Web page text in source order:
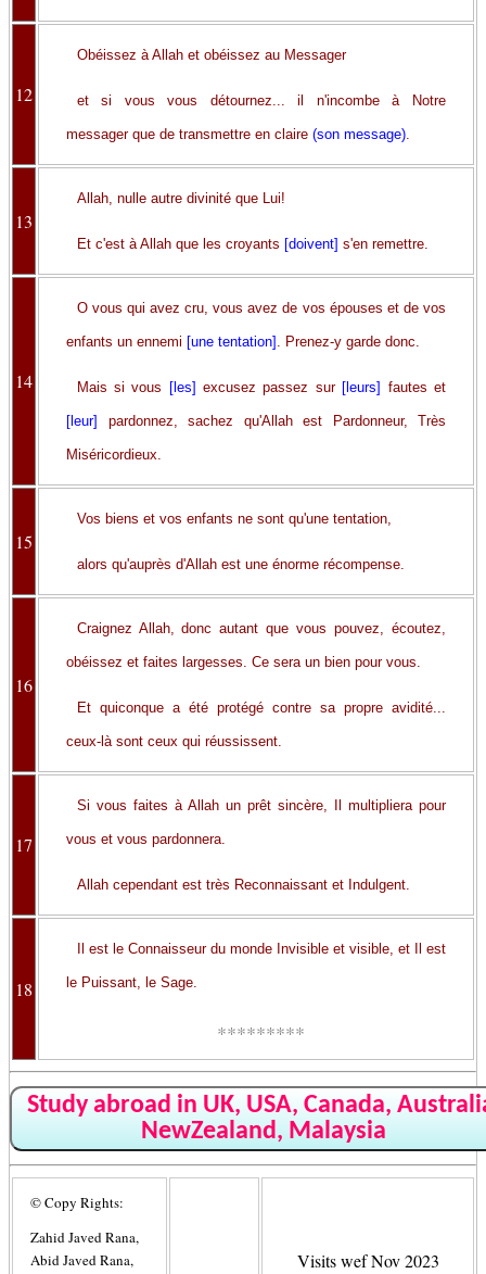
12
Obéissez à Allah et obéissez au Messager
et si vous vous détournez... il n'incombe à Notre
messager que de transmettre en claire (son message).
13
Allah, nulle autre divinité que Lui!
Et c'est à Allah que les croyants [doivent] s'en remettre.
14
O vous qui avez cru, vous avez de vos épouses et de vos
enfants un ennemi [une tentation] . Prenez-y garde donc.
Mais si vous [les] excusez passez sur [leurs] fautes et
[leur] pardonnez, sachez qu'Allah est Pardonneur, Très
Miséricordieux.
15
Vos biens et vos enfants ne sont qu'une tentation,
alors qu'auprès d'Allah est une énorme récompense.
16
Craignez Allah, donc autant que vous pouvez, écoutez,
obéissez et faites largesses. Ce sera un bien pour vous.
Et quiconque a été protégé contre sa propre avidité...
ceux-là sont ceux qui réussissent.
17
Si vous faites à Allah un prêt sincère, Il multipliera pour
vous et vous pardonnera.
Allah cependant est très Reconnaissant et Indulgent.
18
Il est le Connaisseur du monde Invisible et visible, et Il est
le Puissant, le Sage.
*********
Study abroad in UK, USA, Canada,
NewZealand, Malaysia
© Copy Rights:
Zahid Javed Rana,
Abid Javed Rana,
Visits wef Nov 2023